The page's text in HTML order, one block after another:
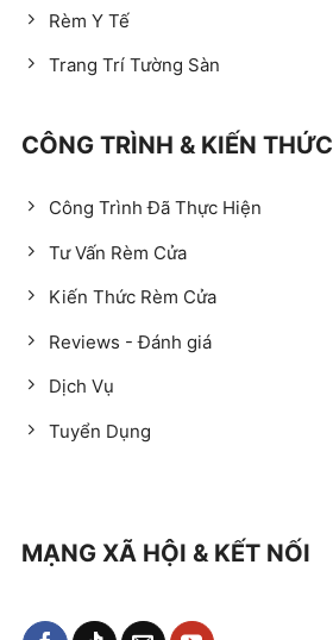
Rèm Y Tế
Trang Trí Tường Sàn
CÔNG TRÌNH & KIẾN THỨC
Công Trình Đã Thực Hiện
Tư Vấn Rèm Cửa
Kiến Thức Rèm Cửa
Reviews - Đánh giá
Dịch Vụ
Tuyển Dụng
MẠNG XÃ HỘI & KẾT NỐI